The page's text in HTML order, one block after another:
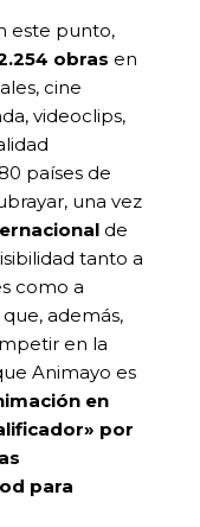
este punto,
obras en
cine
videoclips,
países de
una vez
de
tanto a
como a
además,
en la
Animayo es
en
por
para